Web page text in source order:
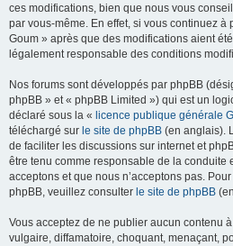
ces modifications, bien que nous vous
par vous-même. En effet, si vous continuez à
Goum » après que des modifications aient
légalement responsable des conditions
Nos forums sont développés par phpBB
phpBB » et « phpBB Limited ») qui est un
déclaré sous la « licence publique générale
téléchargé sur le site de phpBB (en anglais).
de faciliter les discussions sur internet et
être tenu comme responsable de la conduite
acceptons et que nous n’acceptons pas.
phpBB, veuillez consulter le site de phpBB
Vous acceptez de ne publier aucun contenu
vulgaire, diffamatoire, choquant, menaçant,